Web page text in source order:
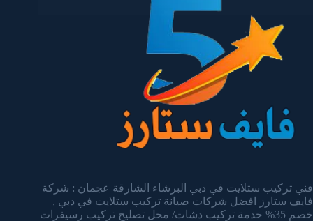
فني تركيب ستلايت في دبي البرشاء الشارقة عجمان : شركة
فايف ستارز افضل شركات صيانة تركيب ستلايت في دبي ,
خصم 35% خدمة تركيب دشات/ محل تصليح تركيب رسيفرات